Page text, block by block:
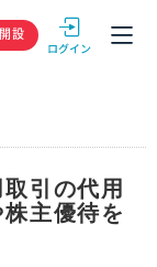
GMOクリック
設
引の代用
主優待を